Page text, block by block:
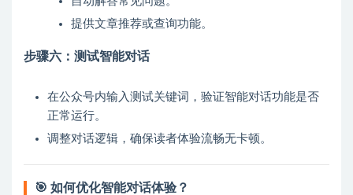
提供文章推荐或查询功能。
步骤六：测试智能对话
在公众号内输入测试关键词，验证智能对话功能是否
正常运行。
调整对话逻辑，确保读者体验流畅无卡顿。
🎯 如何优化智能对话体验？